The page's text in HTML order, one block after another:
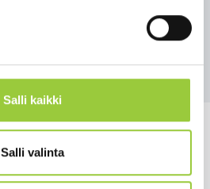
Salli kaikki
Salli valinta